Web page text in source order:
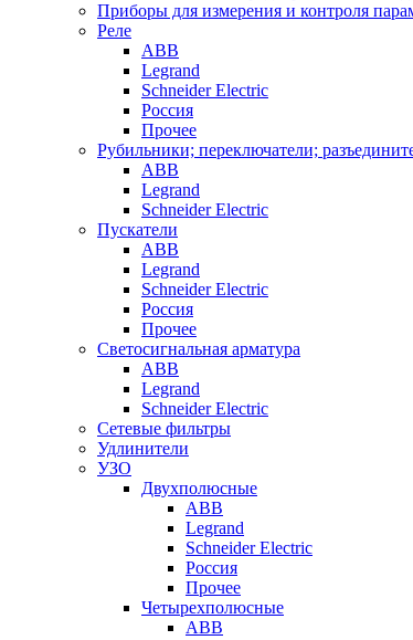
Приборы для измерения и контроля
Реле
ABB
Legrand
Schneider Electric
Россия
Прочее
Рубильники; переключатели;
ABB
Legrand
Schneider Electric
Пускатели
ABB
Legrand
Schneider Electric
Россия
Прочее
Светосигнальная арматура
ABB
Legrand
Schneider Electric
Сетевые фильтры
Удлинители
УЗО
Двухполюсные
ABB
Legrand
Schneider Electric
Россия
Прочее
Четырехполюсные
ABB